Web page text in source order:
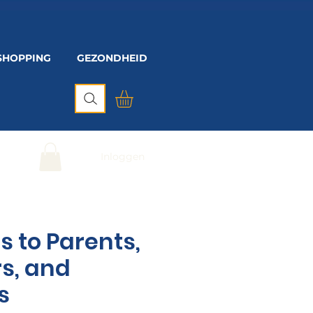
GEZONDHEID
to Parents,
and